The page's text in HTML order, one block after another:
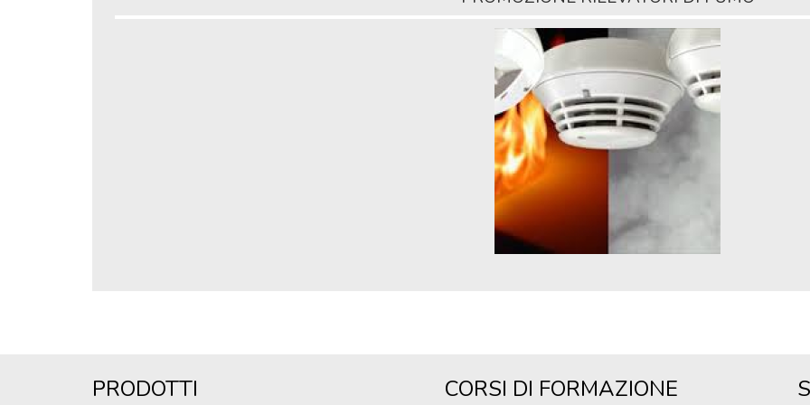
PRODOTTI CORSI DI FORMAZIONE